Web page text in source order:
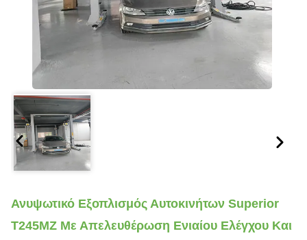
Ανυψωτικό Εξοπλισμός Αυτοκινήτων Superior
T245MZ Με Απελευθέρωση Ενιαίου Ελέγχου Και